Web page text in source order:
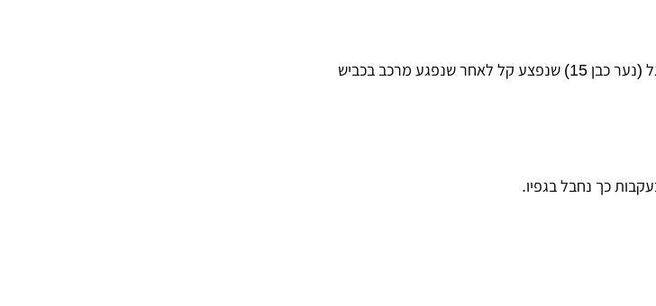
צוותי הרפואה של איחוד הצלה העניקו סיוע ראשוני להולך רגל (נער כבן 15) שנפצע קל לאחר שנפגע מרכב בכביש
כך נחבל בגפיו.